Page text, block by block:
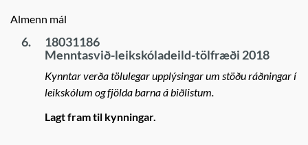
Almenn mál
6.
18031186
Menntasvið-leikskóladeild-tölfræði 2018
Kynntar verða tölulegar upplýsingar um stöðu ráðningar í
leikskólum og fjölda barna á biðlistum.
Lagt fram til kynningar.